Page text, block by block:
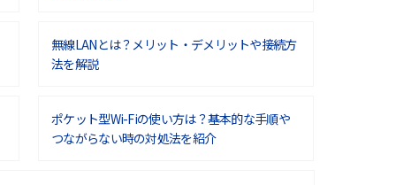
無線LANとは？メリット・デメリットや接続方
法を解説
ポケット型Wi-Fiの使い方は？基本的な手順や
つながらない時の対処法を紹介